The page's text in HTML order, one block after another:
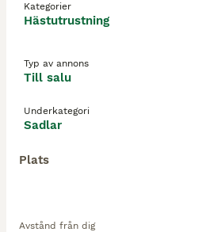
Kategorier
Hästutrustning
Typ av annons
Till salu
Underkategori
Sadlar
Plats
Avstånd från dig